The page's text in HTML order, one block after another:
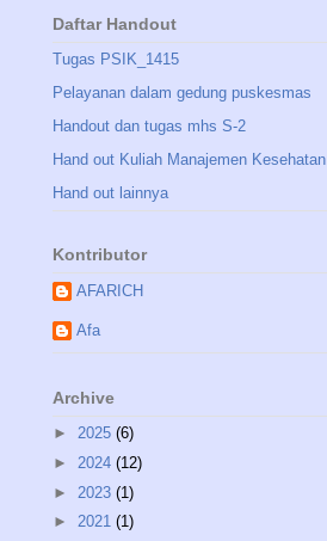
Daftar Handout
Tugas PSIK_1415
Pelayanan dalam gedung puskesmas
Handout dan tugas mhs S-2
Hand out Kuliah Manajemen Kesehatan
Hand out lainnya
Kontributor
AFARICH
Afa
Archive
► 2025 (6)
► 2024 (12)
► 2023 (1)
► 2021 (1)